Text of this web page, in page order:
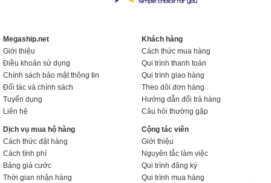
Megaship.net
Giới thiệu
Điều khoản sử dụng
Chính sách bảo mật thông tin
Đối tác và chính sách
Tuyển dụng
Liên hệ
Khách hàng
Cách thức mua hàng
Qui trình thanh toán
Qui trình giao hàng
Theo dõi đơn hàng
Hướng dẫn đổi trả hàng
Câu hỏi thường gặp
Dịch vụ mua hộ hàng
Cách thức đặt hàng
Cách tính phí
Bảng giá cước
Thời gian nhận hàng
Cộng tác viên
Giới thiệu
Nguyên tắc làm việc
Qui trình đăng ký
Qui trình mua hàng